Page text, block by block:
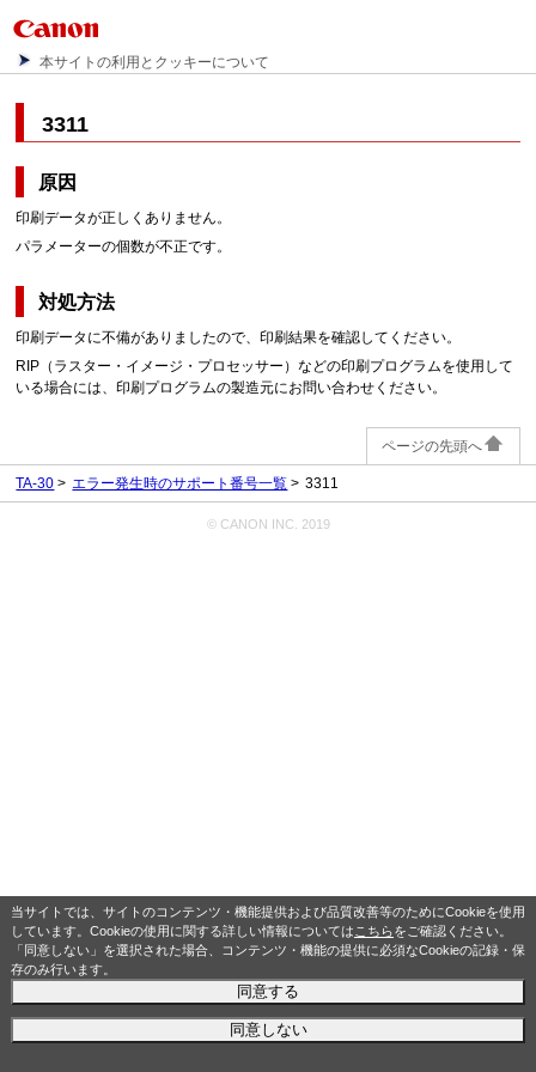
当サイトでは、サイトのコンテンツ・機能提供および品質改善等のためにCookieを使用
しています。Cookieの使用に関する詳しい情報については こちらをご確認ください。
「同意しない」を選択された場合、コンテンツ・機能の提供に必須なCookieの記録・保
存のみ行います。
同意する
同意しない
本サイトの利用とクッキーについて
3311
原因
印刷データが正しくありません。
パラメーターの個数が不正です。
対処方法
印刷データに不備がありましたので、印刷結果を確認してください。
RIP（ラスター・イメージ・プロセッサー）などの印刷プログラムを使用して
いる場合には、印刷プログラムの製造元にお問い合わせください。
ページの先頭へ
TA-30 エラー発生時のサポート番号一覧 3311
© CANON INC. 2019